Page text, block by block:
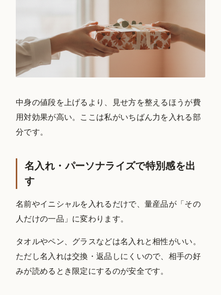
中身の値段を上げるより、見せ方を整えるほうが費
用対効果が高い。ここは私がいちばん力を入れる部
分です。
名入れ・パーソナライズで特別感を出
す
名前やイニシャルを入れるだけで、量産品が「その
人だけの一品」に変わります。
タオルやペン、グラスなどは名入れと相性がいい。
ただし名入れは交換・返品しにくいので、相手の好
みが読めるとき限定にするのが安全です。